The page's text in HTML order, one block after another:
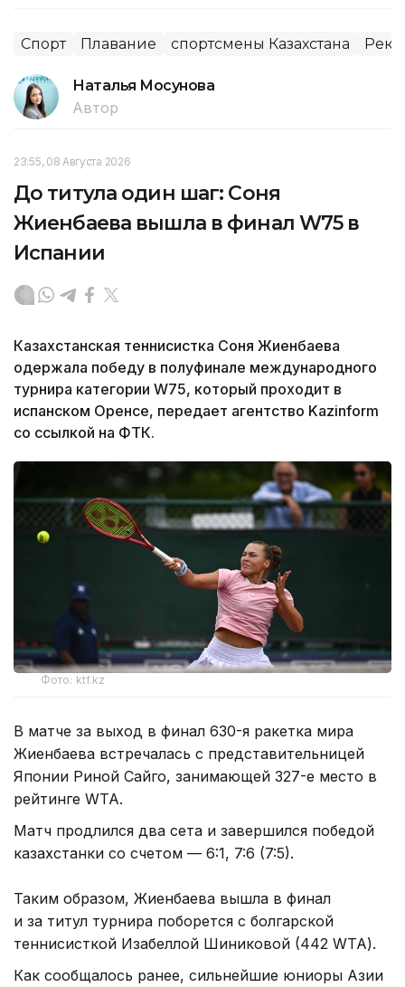
Спорт Плавание спортсмены Казахстана
Наталья Мосунова
Автор
23:55, 08 Августа 2026
До титула один шаг: Соня
Жиенбаева вышла в финал W75 в
Испании
Казахстанская теннисистка Соня Жиенбаева
одержала победу в полуфинале международного
турнира категории W75, который проходит в
испанском Оренсе, передает агентство Kazinform
со ссылкой на ФТК.
Фото: ktf.kz
В матче за выход в финал 630-я ракетка мира
Жиенбаева встречалась с представительницей
Японии Риной Сайго, занимающей 327-е место в
рейтинге WTA.
Матч продлился два сета и завершился победой
казахстанки со счетом — 6:1, 7:6 (7:5).
Таким образом, Жиенбаева вышла в финал
и за титул турнира поборется с болгарской
теннисисткой Изабеллой Шиниковой (442 WTA).
Как сообщалось ранее, сильнейшие юниоры Азии